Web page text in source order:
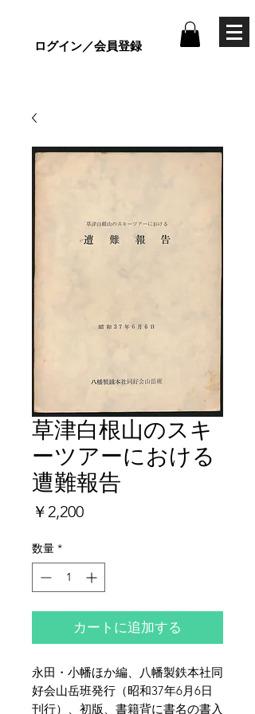
ログイン／会員登録
草津白根山のスキ
ーツアーにおける
遭難報告
￥2,200価
数量 *
カートに追加する
永田・小幡ほか編、八幡製鉄本社同
好会山岳班発行（昭和37年6月6日
刊行）、初版、書籍背に書名の書入